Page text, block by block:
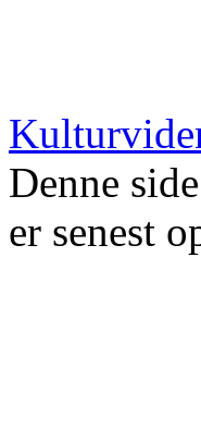
Denne
er senest